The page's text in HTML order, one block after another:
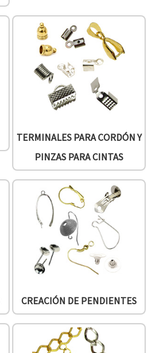
TERMINALES PARA CORDÓN Y
PINZAS PARA CINTAS
CREACIÓN DE PENDIENTES